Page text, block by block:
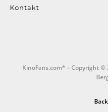
Kontakt
KinoFans.com* – Copyright ©